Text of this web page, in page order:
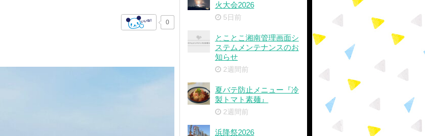
0
火大会2026
5日前
とことこ湘南管理画面シ
ステムメンテナンスのお
知らせ
2週間前
夏バテ防止メニュー『冷
製トマト素麺』
2週間前
浜降祭2026